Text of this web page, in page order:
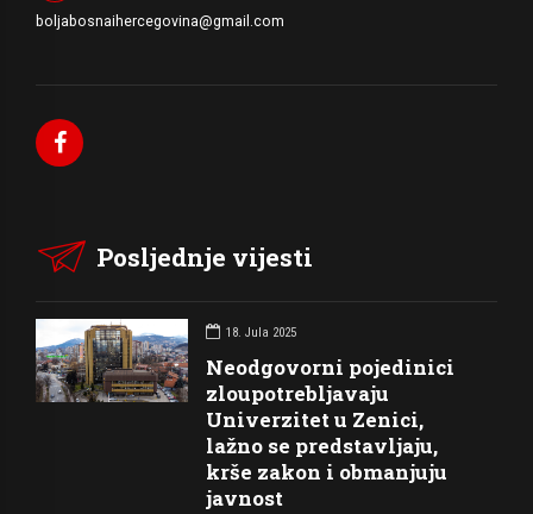
boljabosnaihercegovina@gmail.com
Posljednje vijesti
18. Jula 2025
Neodgovorni pojedinici
zloupotrebljavaju
Univerzitet u Zenici,
lažno se predstavljaju,
krše zakon i obmanjuju
javnost